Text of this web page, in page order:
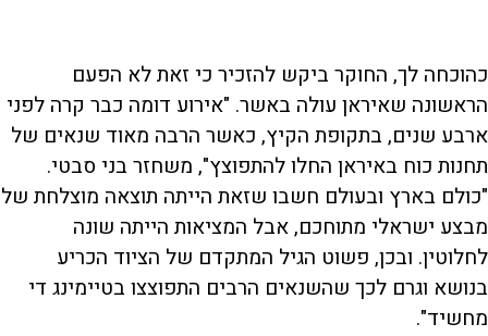
כהוכחה לך, החוקר ביקש להזכיר כי זאת לא הפעם
הראשונה שאיראן עולה באשר. "אירוע דומה כבר קרה לפני
ארבע שנים, בתקופת הקיץ, כאשר הרבה מאוד שנאים של
תחנות כוח באיראן החלו להתפוצץ", משחזר בני סבטי.
"כולם בארץ ובעולם חשבו שזאת הייתה תוצאה מוצלחת של
מבצע ישראלי מתוחכם, אבל המציאות הייתה שונה
לחלוטין. ובכן, פשוט הגיל המתקדם של הציוד הכריע
בנושא וגרם לכך שהשנאים הרבים התפוצצו בטיימינג די
מחשיד".